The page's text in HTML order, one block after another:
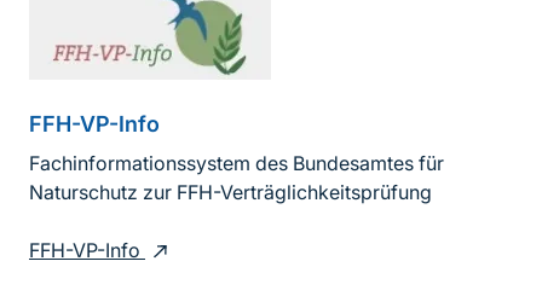
FFH-VP-Info
Fachinformationssystem des Bundesamtes für
Naturschutz zur FFH-Verträglichkeitsprüfung
FFH-VP-Info